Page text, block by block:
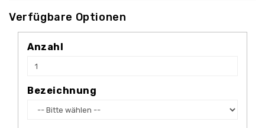
Verfügbare Optionen
Anzahl
Bezeichnung